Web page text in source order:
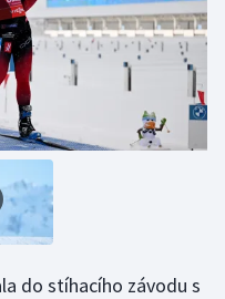
do stíhacího závodu s